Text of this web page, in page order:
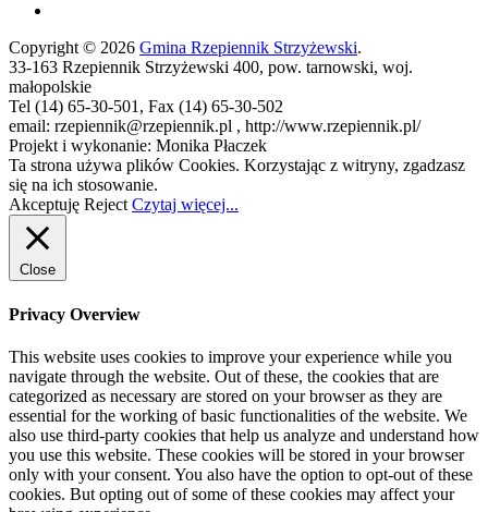
Copyright © 2026 Gmina Rzepiennik Strzyżewski.
33-163 Rzepiennik Strzyżewski 400, pow. tarnowski, woj.
małopolskie
Tel (14) 65-30-501, Fax (14) 65-30-502
email: rzepiennik@rzepiennik.pl , http://www.rzepiennik.pl/
Projekt i wykonanie: Monika Płaczek
Ta strona używa plików Cookies. Korzystając z witryny, zgadzasz
się na ich stosowanie.
Akceptuję Reject Czytaj więcej...
Close
Privacy Overview
This website uses cookies to improve your experience while you
navigate through the website. Out of these, the cookies that are
categorized as necessary are stored on your browser as they are
essential for the working of basic functionalities of the website. We
also use third-party cookies that help us analyze and understand how
you use this website. These cookies will be stored in your browser
only with your consent. You also have the option to opt-out of these
cookies. But opting out of some of these cookies may affect your